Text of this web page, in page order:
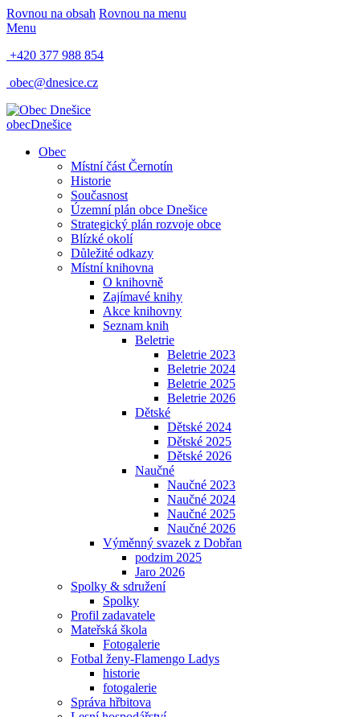
Rovnou na obsah Rovnou na menu
Menu
+420 377 988 854
obec@dnesice.cz
obecDnešice
Obec
Místní část Černotín
Historie
Současnost
Územní plán obce Dnešice
Strategický plán rozvoje obce
Blízké okolí
Důležité odkazy
Místní knihovna
O knihovně
Zajímavé knihy
Akce knihovny
Seznam knih
Beletrie
Beletrie 2023
Beletrie 2024
Beletrie 2025
Beletrie 2026
Dětské
Dětské 2024
Dětské 2025
Dětské 2026
Naučné
Naučné 2023
Naučné 2024
Naučné 2025
Naučné 2026
Výměnný svazek z Dobřan
podzim 2025
Jaro 2026
Spolky & sdružení
Spolky
Profil zadavatele
Mateřská škola
Fotogalerie
Fotbal ženy-Flamengo Ladys
historie
fotogalerie
Správa hřbitova